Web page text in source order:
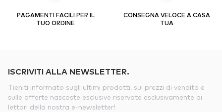
PAGAMENTI FACILI PER IL
TUO ORDINE
CONSEGNA VELOCE A CASA
TUA
ISCRIVITI ALLA NEWSLETTER.
Tieniti informato sugli ultimi prodotti, sui prezzi di vendita e
sulle offerte nascoste esclusive riservate esclusivamente ai
lettori della nostra e-newsletter!